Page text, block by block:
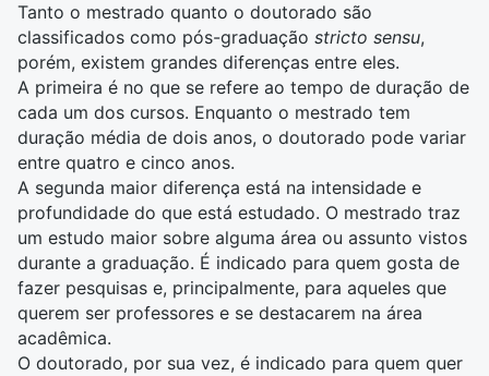
Tanto o mestrado quanto o doutorado são
classificados como pós-graduação stricto sensu,
porém, existem grandes diferenças entre eles.
A primeira é no que se refere ao tempo de duração de
cada um dos cursos. Enquanto o mestrado tem
duração média de dois anos, o doutorado pode variar
entre quatro e cinco anos.
A segunda maior diferença está na intensidade e
profundidade do que está estudado. O mestrado traz
um estudo maior sobre alguma área ou assunto vistos
durante a graduação. É indicado para quem gosta de
fazer pesquisas e, principalmente, para aqueles que
querem ser professores e se destacarem na área
acadêmica.
O doutorado, por sua vez, é indicado para quem quer